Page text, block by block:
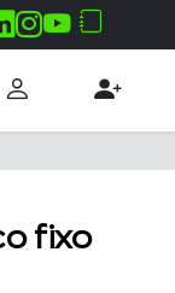
fixo